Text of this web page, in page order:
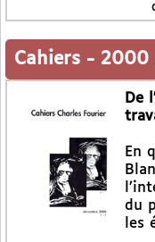
Cahiers - 2000
De
En
du
les